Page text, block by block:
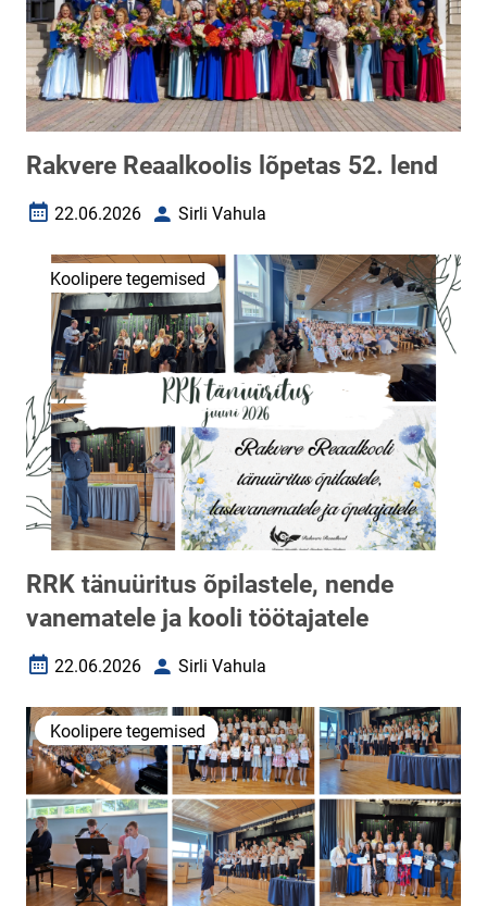
Rakvere Reaalkoolis lõpetas 52. lend
Loomise kuupäev
22.06.2026 AutorSirli Vahula
Koolipere tegemised
RRK tänuüritus õpilastele, nende
vanematele ja kooli töötajatele
Loomise kuupäev
22.06.2026 AutorSirli Vahula
Koolipere tegemised